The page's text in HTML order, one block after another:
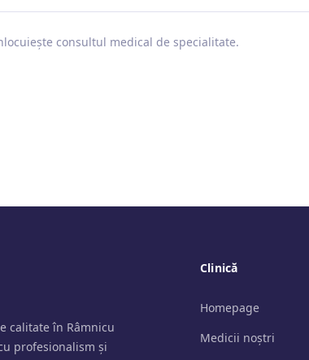
consultul medical de specialitate.
calitate în Râmnicu
profesionalism și
Clinică
Homepage
Medicii noștri